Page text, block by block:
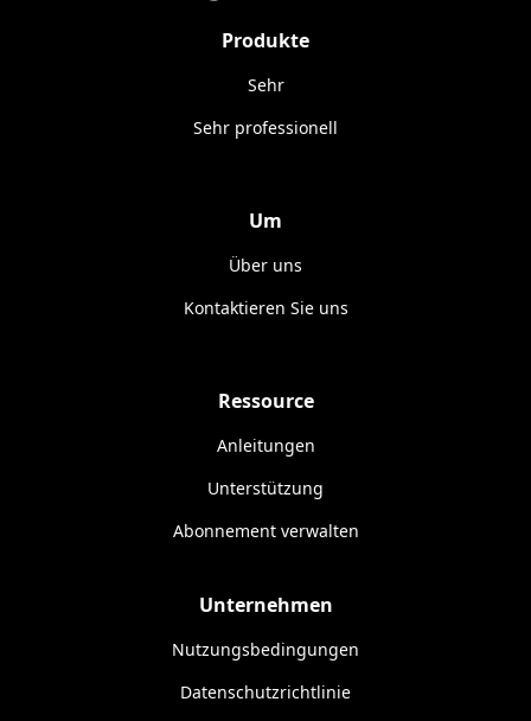
Produkte
Sehr
Sehr professionell
Um
Über uns
Kontaktieren Sie uns
Ressource
Anleitungen
Unterstützung
Abonnement verwalten
Unternehmen
Nutzungsbedingungen
Datenschutzrichtlinie